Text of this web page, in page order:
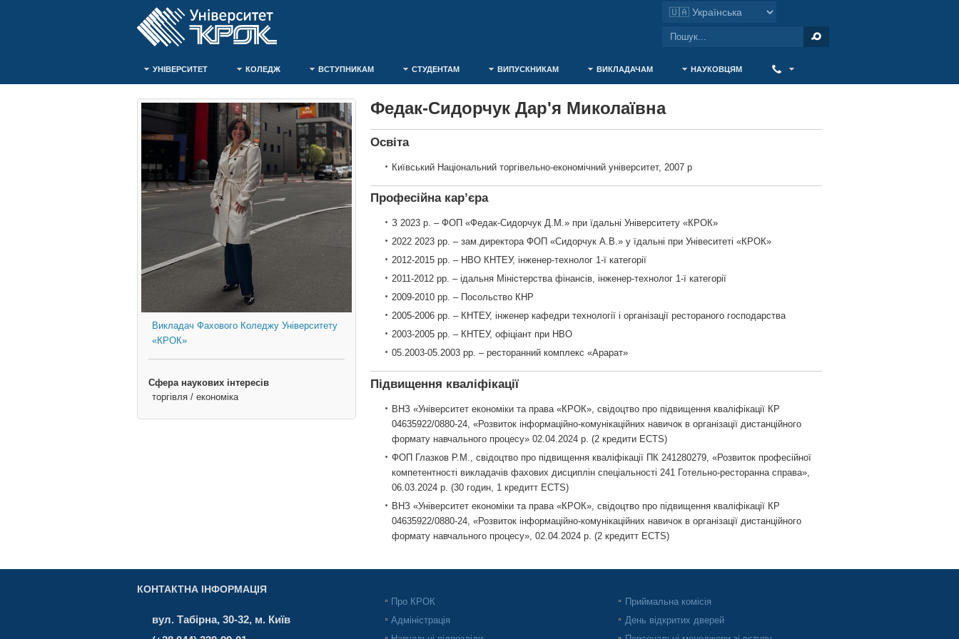
УНІВЕРСИТЕТ КОЛЕДЖ ВСТУПНИКАМ СТУДЕНТАМ ВИПУСКНИКАМ ВИКЛАДАЧАМ НАУКОВЦЯМ
Викладач Фахового Коледжу Університету
«КРОК»
Сфера наукових інтересів
торгівля / економіка
Федак-Сидорчук Дар'я Миколаївна
Освіта
Київський Національний торгівельно-економічний університет, 2007 р
Професійна кар’єра
З 2023 р. – ФОП «Федак-Сидорчук Д.М.» при їдальні Університету «КРОК»
2022 2023 рр. – зам.директора ФОП «Сидорчук А.В.» у їдальні при Унівеситеті «КРОК»
2012-2015 рр. – НВО КНТЕУ, інженер-технолог 1-ї категорії
2011-2012 рр. – ідальня Міністерства фінансів, інженер-технолог 1-ї категорії
2009-2010 рр. – Посольство КНР
2005-2006 рр. – КНТЕУ, інженер кафедри технології і організації рестораного господарства
2003-2005 рр. – КНТЕУ, офіціант при НВО
05.2003-05.2003 рр. – ресторанний комплекс «Арарат»
Підвищення кваліфікації
ВНЗ «Університет економіки та права «КРОК», свідоцтво про підвищення кваліфікації КР
04635922/0880-24, «Розвиток інформаційно-комунікаційних навичок в організації дистанційного
формату навчального процесу» 02.04.2024 р. (2 кредити ECTS)
ФОП Глазков Р.М., свідоцтво про підвищення кваліфікації ПК 241280279, «Розвиток професійної
компетентності викладачів фахових дисциплін спеціальності 241 Готельно-ресторанна справа»,
06.03.2024 р. (30 годин, 1 кредитт ECTS)
ВНЗ «Університет економіки та права «КРОК», свідоцтво про підвищення кваліфікації КР
04635922/0880-24, «Розвиток інформаційно-комунікаційних навичок в організації дистанційного
формату навчального процесу», 02.04.2024 р. (2 кредитт ECTS)
КОНТАКТНА ІНФОРМАЦІЯ
вул. Табірна, 30-32, м. Київ
Про КРОК
Адміністрація
Приймальна комісія
День відкритих дверей